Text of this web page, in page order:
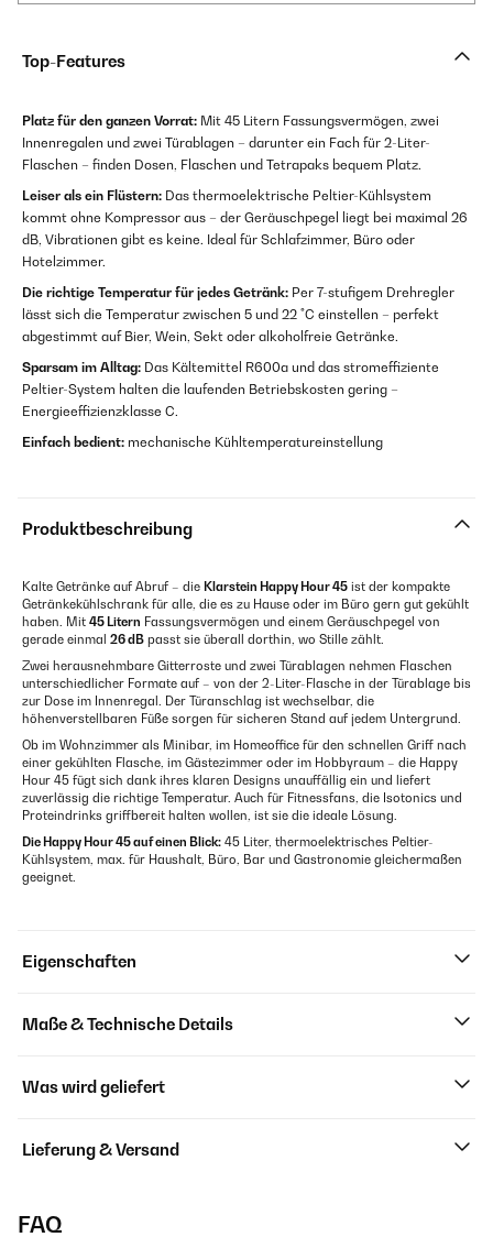
Top-Features
Platz für den ganzen Vorrat: Mit 45 Litern Fassungsvermögen, zwei
Innenregalen und zwei Türablagen – darunter ein Fach für 2-Liter-
Flaschen – finden Dosen, Flaschen und Tetrapaks bequem Platz.
Leiser als ein Flüstern: Das thermoelektrische Peltier-Kühlsystem
kommt ohne Kompressor aus – der Geräuschpegel liegt bei maximal 26
dB, Vibrationen gibt es keine. Ideal für Schlafzimmer, Büro oder
Hotelzimmer.
Die richtige Temperatur für jedes Getränk: Per 7-stufigem Drehregler
lässt sich die Temperatur zwischen 5 und 22 °C einstellen – perfekt
abgestimmt auf Bier, Wein, Sekt oder alkoholfreie Getränke.
Sparsam im Alltag: Das Kältemittel R600a und das stromeffiziente
Peltier-System halten die laufenden Betriebskosten gering –
Energieeffizienzklasse C.
Einfach bedient: mechanische Kühltemperatureinstellung
Produktbeschreibung
Kalte Getränke auf Abruf – die Klarstein Happy Hour 45 ist der kompakte
Getränkekühlschrank für alle, die es zu Hause oder im Büro gern gut gekühlt
haben. Mit 45 Litern Fassungsvermögen und einem Geräuschpegel von
gerade einmal 26 dB passt sie überall dorthin, wo Stille zählt.
Zwei herausnehmbare Gitterroste und zwei Türablagen nehmen Flaschen
unterschiedlicher Formate auf – von der 2-Liter-Flasche in der Türablage bis
zur Dose im Innenregal. Der Türanschlag ist wechselbar, die
höhenverstellbaren Füße sorgen für sicheren Stand auf jedem Untergrund.
Ob im Wohnzimmer als Minibar, im Homeoffice für den schnellen Griff nach
einer gekühlten Flasche, im Gästezimmer oder im Hobbyraum – die Happy
Hour 45 fügt sich dank ihres klaren Designs unauffällig ein und liefert
zuverlässig die richtige Temperatur. Auch für Fitnessfans, die Isotonics und
Proteindrinks griffbereit halten wollen, ist sie die ideale Lösung.
Die Happy Hour 45 auf einen Blick: 45 Liter, thermoelektrisches Peltier-
Kühlsystem, max. für Haushalt, Büro, Bar und Gastronomie gleichermaßen
geeignet.
Eigenschaften
Maße & Technische Details
Was wird geliefert
Lieferung & Versand
FAQ